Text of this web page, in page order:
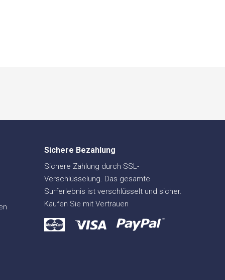
Sichere Bezahlung
Sichere Zahlung durch SSL-
Verschlüsselung. Das gesamte
Surferlebnis ist verschlüsselt und sicher.
Kaufen Sie mit Vertrauen